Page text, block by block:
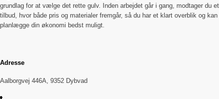
grundlag for at vælge det rette gulv. Inden arbejdet går i gang, modtager du et
tilbud, hvor både pris og materialer fremgår, så du har et klart overblik og kan
planlægge din økonomi bedst muligt.
Adresse
Aalborgvej 446A, 9352 Dybvad